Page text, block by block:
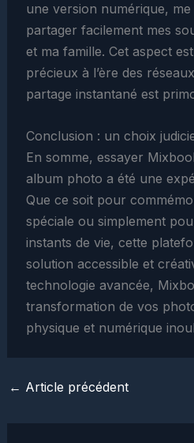
une version numérique,
partager facilement mes
et ma famille. Cet aspect
précieux à l’ère des
partage instantané est
Conclusion : un choix
En somme, essayer
album photo a été une
Que ce soit pour
spéciale ou simplement
instants de vie, cette
solution accessible et
technologie avancée,
transformation de vos
physique et numérique
← Article précédent